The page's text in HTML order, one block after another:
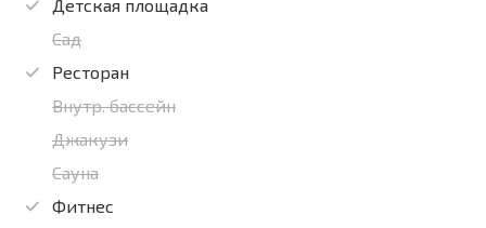
Детская площадка
Сад
Ресторан
Внутр. бассейн
Джакузи
Сауна
Фитнес